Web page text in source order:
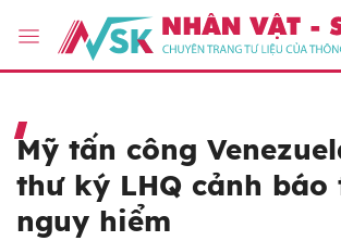
Mỹ tấn công
thư ký LHQ cảnh báo
nguy hiểm